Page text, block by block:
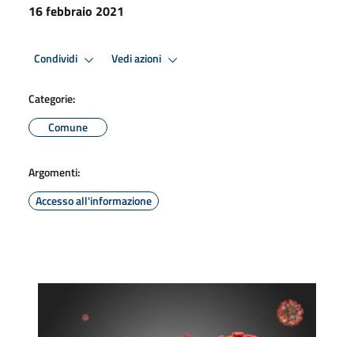
16 febbraio 2021
Condividi Vedi azioni
Categorie:
Comune
Argomenti:
Accesso all'informazione